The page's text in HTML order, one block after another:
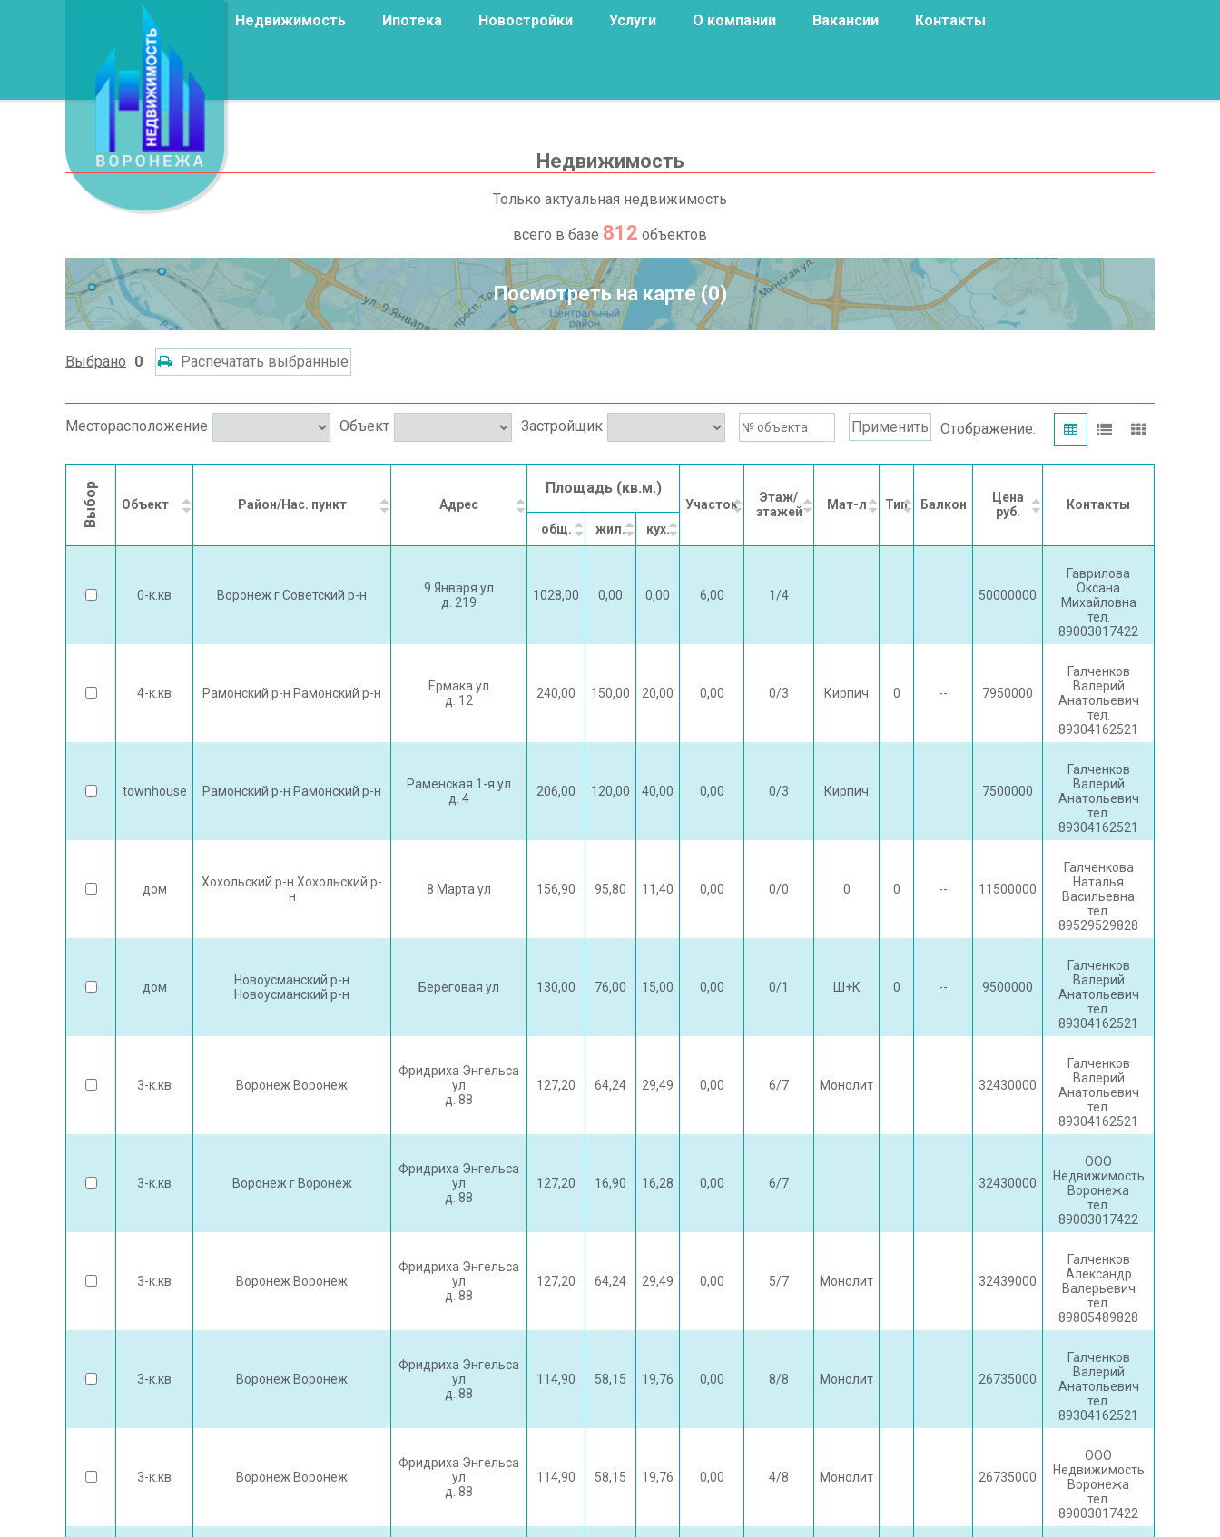
Недвижимость Ипотека Новостройки Услуги О компании Вакансии Контакты
Недвижимость
Только актуальная недвижимость
всего в базе 812 объектов
Посмотреть на карте (0)
Выбрано 0 Распечатать выбранные
Месторасположение Объект Застройщик Применить Отображение:
Выбор Объект Район/Нас. пункт Адрес
Площадь (кв.м.)
Участок
Этаж/
этажей
Мат-л Тип Балкон
Цена
руб.
Контакты
общ.
жил. кух.
0-к.кв Воронеж г Советский р-н
9 Января ул
д. 219
1028,00 0,00 0,00 6,00 1/4 50000000
Гаврилова
Оксана
Михайловна
тел.
89003017422
4-к.кв Рамонский р-н Рамонский р-н
Ермака ул
д. 12
240,00 150,00 20,00 0,00 0/3 Кирпич 0 -- 7950000
Галченков
Валерий
Анатольевич
тел.
89304162521
townhouse Рамонский р-н Рамонский р-н
Раменская 1-я ул
д. 4
206,00 120,00 40,00 0,00 0/3 Кирпич 7500000
Галченков
Валерий
Анатольевич
тел.
89304162521
дом
Хохольский р-н Хохольский р-
н
8 Марта ул 156,90 95,80 11,40 0,00 0/0 0 0 -- 11500000
Галченкова
Наталья
Васильевна
тел.
89529529828
дом
Новоусманский р-н
Новоусманский р-н
Береговая ул 130,00 76,00 15,00 0,00 0/1 Ш+К 0 -- 9500000
Галченков
Валерий
Анатольевич
тел.
89304162521
3-к.кв Воронеж Воронеж
Фридриха Энгельса
ул
д. 88
127,20 64,24 29,49 0,00 6/7 Монолит 32430000
Галченков
Валерий
Анатольевич
тел.
89304162521
3-к.кв Воронеж г Воронеж
Фридриха Энгельса
ул
д. 88
127,20 16,90 16,28 0,00 6/7 32430000
ООО
Недвижимость
Воронежа
тел.
89003017422
3-к.кв Воронеж Воронеж
Фридриха Энгельса
ул
д. 88
127,20 64,24 29,49 0,00 5/7 Монолит 32439000
Галченков
Александр
Валерьевич
тел.
89805489828
3-к.кв Воронеж Воронеж
Фридриха Энгельса
ул
д. 88
114,90 58,15 19,76 0,00 8/8 Монолит 26735000
Галченков
Валерий
Анатольевич
тел.
89304162521
3-к.кв Воронеж Воронеж
Фридриха Энгельса
ул
д. 88
114,90 58,15 19,76 0,00 4/8 Монолит 26735000
ООО
Недвижимость
Воронежа
тел.
89003017422